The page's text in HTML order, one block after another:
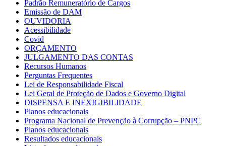
Padrão Remuneratório de Cargos
Emissão de DAM
OUVIDORIA
Acessibilidade
Covid
ORÇAMENTO
JULGAMENTO DAS CONTAS
Recursos Humanos
Perguntas Frequentes
Lei de Responsabilidade Fiscal
Lei Geral de Proteção de Dados e Governo Digital
DISPENSA E INEXIGIBILIDADE
Planos educacionais
Programa Nacional de Prevenção à Corrupção – PNPC
Planos educacionais
Resultados educacionais